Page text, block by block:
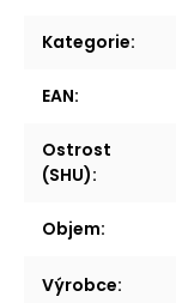
Kategorie:
EAN:
Ostrost
(SHU):
Objem:
Výrobce: